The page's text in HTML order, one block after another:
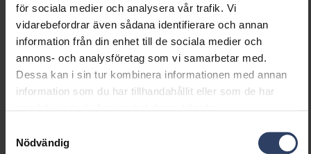
för sociala medier och analysera vår trafik. Vi
vidarebefordrar även sådana identifierare och annan
information från din enhet till de sociala medier och
annons- och analysföretag som vi samarbetar med.
Dessa kan i sin tur kombinera informationen med annan
information som du har tillhandahållit eller som de har
Nödvändig
2-11)
Elektrotekniska data
Spänningstyp
AC
Drivdon